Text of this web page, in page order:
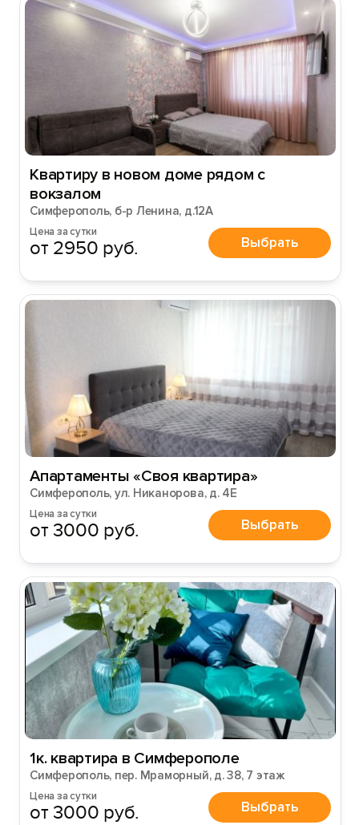
Квартиру в нoвoм доме рядом с
вокзалом
Симферополь, б-р Ленина, д.12А
Цена за сутки
от 2950 руб. Выбрать
Апартаменты «Своя квартира»
Симферополь, ул. Никанорова, д. 4Е
Цена за сутки
от 3000 руб. Выбрать
1к. квартира в Симферополе
Симферополь, пер. Мраморный, д. 38, 7 этаж
Цена за сутки
от 3000 руб. Выбрать